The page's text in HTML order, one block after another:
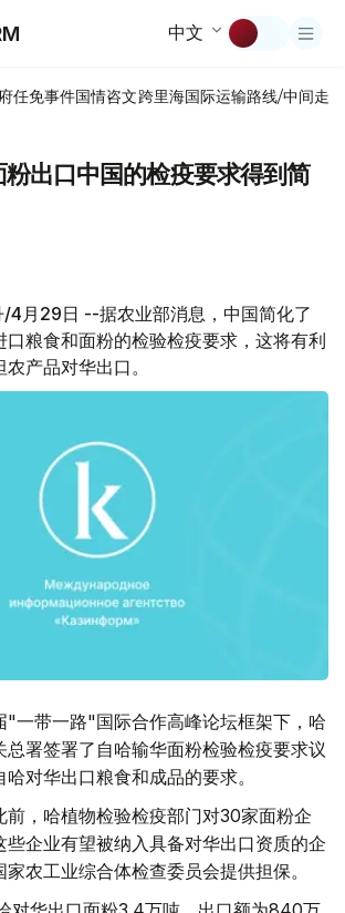
中文
任免事件国情咨文跨里海国际运输路线/中间走廊
出口中国的检疫要求得到简
4月29日 --据农业部消息，中国简化了
口粮食和面粉的检验检疫要求，这将有利
产品对华出口。
"一带一路"国际合作高峰论坛框架下，哈
总署签署了自哈输华面粉检验检疫要求议
对华出口粮食和成品的要求。
前，哈植物检验检疫部门对30家面粉企
些企业有望被纳入具备对华出口资质的企
农工业综合体检查委员会提供担保。